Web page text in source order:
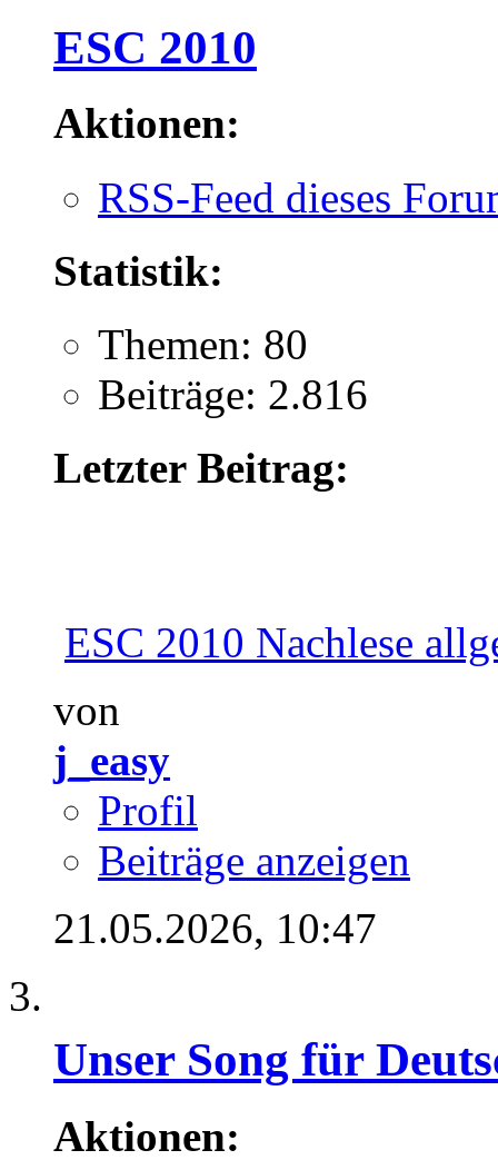
ESC 2010
Aktionen:
RSS-Feed dieses
Statistik:
Themen: 80
Beiträge: 2.816
Letzter Beitrag:
ESC 2010 Nachlese
von
j_easy
Profil
Beiträge anzeigen
21.05.2026, 10:47
Unser Song für
Aktionen: